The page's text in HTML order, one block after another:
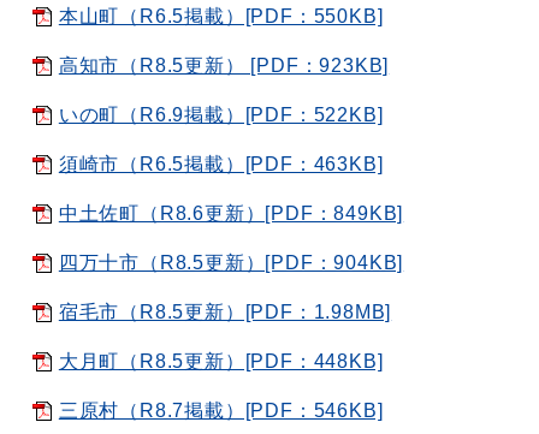
本山町（R6.5掲載）[PDF：550KB]
高知市（R8.5更新） [PDF：923KB]
いの町（R6.9掲載）[PDF：522KB]
須崎市（R6.5掲載）[PDF：463KB]
中土佐町（R8.6更新）[PDF：849KB]
四万十市（R8.5更新）[PDF：904KB]
宿毛市（R8.5更新）[PDF：1.98MB]
大月町（R8.5更新）[PDF：448KB]
三原村（R8.7掲載）[PDF：546KB]